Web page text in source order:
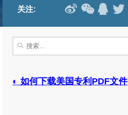
关注:
搜
索：
◐ 如何下载美国专利PDF文件